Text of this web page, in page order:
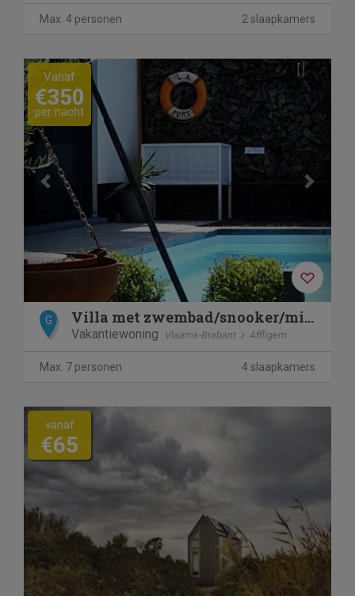
Max. 4 personen 2 slaapkamers
Previous Next
Vanaf
€350
per nacht
G Villa met zwembad/snooker/mini kinderboerderij
Vakantiewoning Vlaams-Brabant Affligem
Max. 7 personen 4 slaapkamers
vanaf
€65